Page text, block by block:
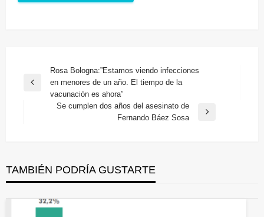
Navegación
de
entradas
Entrada
Rosa Bologna:”Estamos viendo infecciones
en menores de un año. El tiempo de la
vacunación es ahora”
Se cumplen dos años del asesinato de
Fernando Báez Sosa
TAMBIÉN PODRÍA GUSTARTE